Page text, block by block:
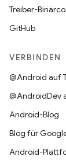
Treiber-
GitHub
VERBINDEN
@Android auf
@AndroidDev
Android-Blog
Blog für
Android-